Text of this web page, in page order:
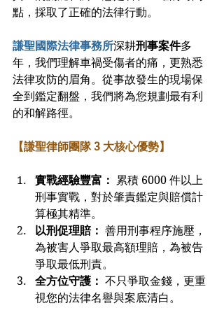
點，採取了正確的法律行動。
謙聖國際法律事務所深耕刑事案件多
年，我們理解車禍受傷者的痛，更熟悉
法律攻防的眉角。從事故發生的現場保
全到鑑定翻盤，我們將為您規劃最有利
的和解路徑。
【謙聖律師團隊 3 大核心優勢】
實戰經驗豐富：
累積 6000 件以上
刑事實戰，對於肇責鑑定與賠償計
算極其精準。
以刑促理賠： 善用刑事程序施壓，
為被害人爭取最高額理賠，為被告
爭取最低刑責。
全方位守護： 不只爭取金錢，更重
視您的法律名譽與案底清白。